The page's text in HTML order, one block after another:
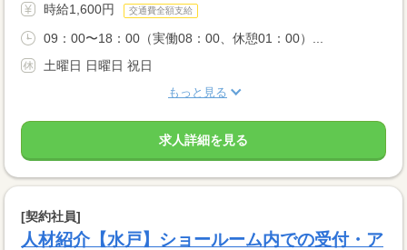
時給1,600円 交通費全額支給
09：00〜18：00（実働08：00、休憩01：00）...
土曜日 日曜日 祝日
もっと見る
求人詳細を見る
[契約社員]
人材紹介【水戸】ショールーム内での受付・ア